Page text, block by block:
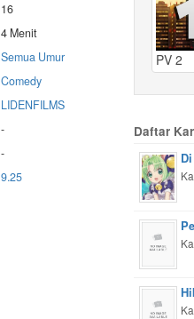
16
4 Menit
Semua Umur
Comedy
LIDENFILMS
-
-
9.25
PV 2
Daftar